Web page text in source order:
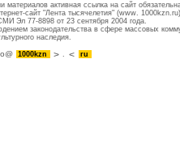
материалов активная ссылка на сайт
сайт "Лента тысячелетия" (www. 1000kzn.ru)
Эл 77-8898 от 23 сентября 2004 года.
законодательства в сфере массовых
наследия.
1000kzn . ru